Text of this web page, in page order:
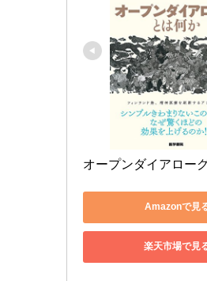
オープンダイアロー
Amazonで見
楽天市場で見